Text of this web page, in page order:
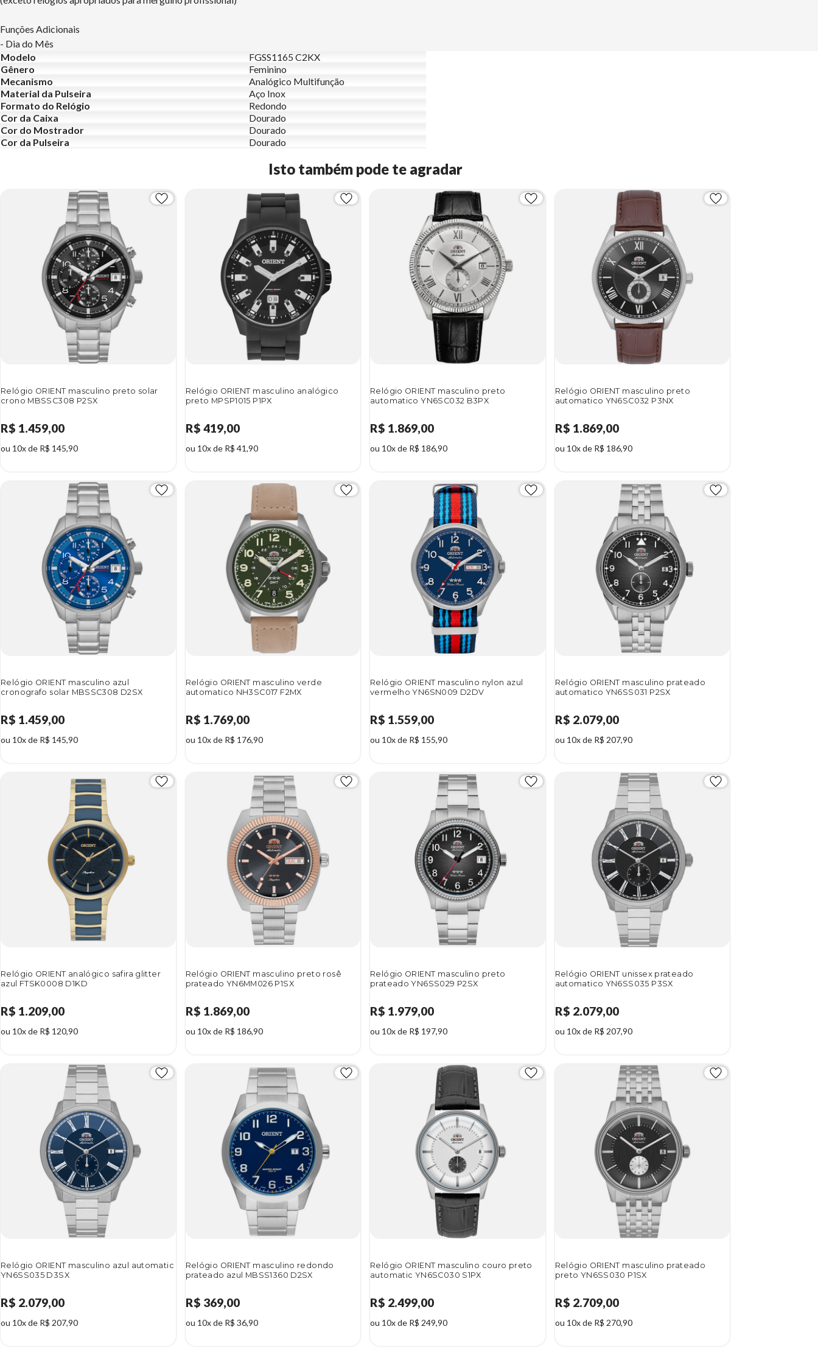
Funções Adicionais
- Dia do Mês
Modelo
FGSS1165 C2KX
Gênero
Feminino
Mecanismo
Analógico Multifunção
Material da Pulseira
Aço Inox
Formato do Relógio
Redondo
Cor da Caixa
Dourado
Cor do Mostrador
Dourado
Cor da Pulseira
Dourado
Isto também pode te agradar
Relógio ORIENT masculino preto solar
crono MBSSC308 P2SX
R$ 1.459,00
ou 10x de R$ 145,90
Relógio ORIENT masculino analógico
preto MPSP1015 P1PX
R$ 419,00
ou 10x de R$ 41,90
Relógio ORIENT masculino preto
automatico YN6SC032 B3PX
R$ 1.869,00
ou 10x de R$ 186,90
Relógio ORIENT masculino preto
automatico YN6SC032 P3NX
R$ 1.869,00
ou 10x de R$ 186,90
Relógio ORIENT masculino azul
cronografo solar MBSSC308 D2SX
R$ 1.459,00
ou 10x de R$ 145,90
Relógio ORIENT masculino verde
automatico NH3SC017 F2MX
R$ 1.769,00
ou 10x de R$ 176,90
Relógio ORIENT masculino nylon azul
vermelho YN6SN009 D2DV
R$ 1.559,00
ou 10x de R$ 155,90
Relógio ORIENT masculino prateado
automatico YN6SS031 P2SX
R$ 2.079,00
ou 10x de R$ 207,90
Relógio ORIENT analógico safira glitter
azul FTSK0008 D1KD
R$ 1.209,00
ou 10x de R$ 120,90
Relógio ORIENT masculino preto rosê
prateado YN6MM026 P1SX
R$ 1.869,00
ou 10x de R$ 186,90
Relógio ORIENT masculino preto
prateado YN6SS029 P2SX
R$ 1.979,00
ou 10x de R$ 197,90
Relógio ORIENT unissex prateado
automatico YN6SS035 P3SX
R$ 2.079,00
ou 10x de R$ 207,90
Relógio ORIENT masculino azul automatic
YN6SS035 D3SX
R$ 2.079,00
ou 10x de R$ 207,90
Relógio ORIENT masculino redondo
prateado azul MBSS1360 D2SX
R$ 369,00
ou 10x de R$ 36,90
Relógio ORIENT masculino couro preto
automatic YN6SC030 S1PX
R$ 2.499,00
ou 10x de R$ 249,90
Relógio ORIENT masculino prateado
preto YN6SS030 P1SX
R$ 2.709,00
ou 10x de R$ 270,90